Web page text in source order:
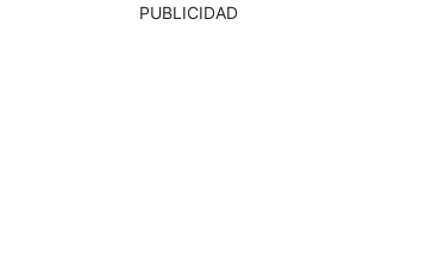
PUBLICIDAD